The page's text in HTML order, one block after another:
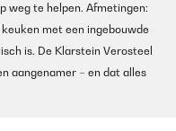
weg te helpen. Afmetingen:
keuken met een ingebouwde
is. De Klarstein Verosteel
aangenamer – en dat alles